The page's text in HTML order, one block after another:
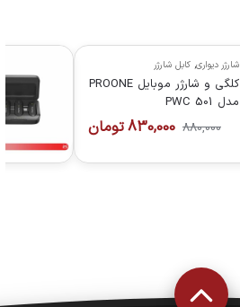
شارژر دیواری, کابل شارژر
کلگی و شارژر موبایل PROONE
مدل PWC 501
880,000
830,000تومان